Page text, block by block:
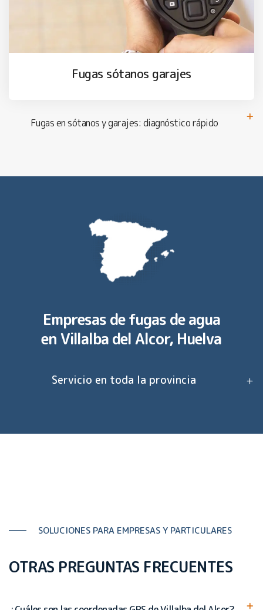
Fugas sótanos garajes
Fugas en sótanos y garajes: diagnóstico rápido
Empresas de fugas de agua
enVillalba del Alcor, Huelva
Servicio en toda la provincia
SOLUCIONES PARA EMPRESAS Y PARTICULARES
OTRAS PREGUNTAS FRECUENTES